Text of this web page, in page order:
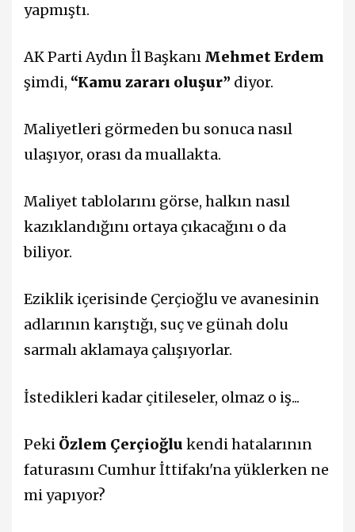
yapmıştı.
AK Parti Aydın İl Başkanı Mehmet Erdem
şimdi, “Kamu zararı oluşur” diyor.
Maliyetleri görmeden bu sonuca nasıl
ulaşıyor, orası da muallakta.
Maliyet tablolarını görse, halkın nasıl
kazıklandığını ortaya çıkacağını o da
biliyor.
Eziklik içerisinde Çerçioğlu ve avanesinin
adlarının karıştığı, suç ve günah dolu
sarmalı aklamaya çalışıyorlar.
İstedikleri kadar çitileseler, olmaz o iş...
Peki Özlem Çerçioğlu kendi hatalarının
faturasını Cumhur İttifakı'na yüklerken ne
mi yapıyor?